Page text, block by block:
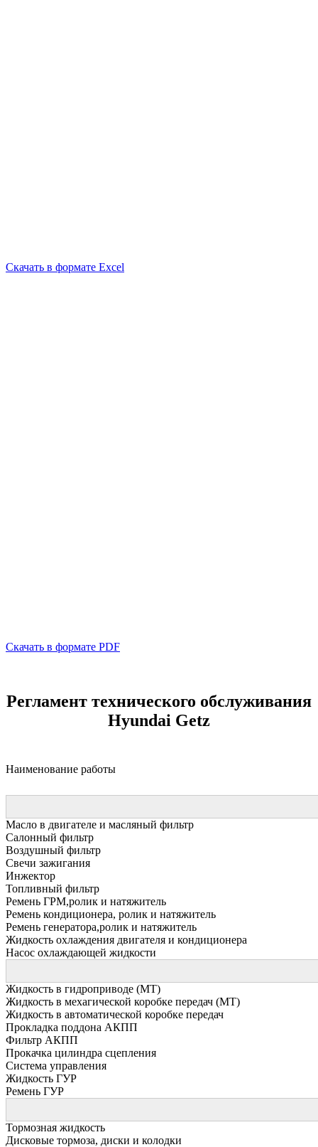
Скачать в формате Excel
Скачать в формате PDF
Регламент технического обслуживания
Hyundai Getz
Наименование работы
Масло в двигателе и масляный фильтр
Салонный фильтр
Воздушный фильтр
Свечи зажигания
Инжектор
Топливный фильтр
Ремень ГРМ,ролик и натяжитель
Ремень кондиционера, ролик и натяжитель
Ремень генератора,ролик и натяжитель
Жидкость охлаждения двигателя и кондиционера
Насос охлаждающей жидкости
Жидкость в гидроприводе (МТ)
Жидкость в мехагической коробке передач (МТ)
Жидкость в автоматической коробке передач
Прокладка поддона АКПП
Фильтр АКПП
Прокачка цилиндра сцепления
Система управления
Жидкость ГУР
Ремень ГУР
Тормозная жидкость
Дисковые тормоза, диски и колодки